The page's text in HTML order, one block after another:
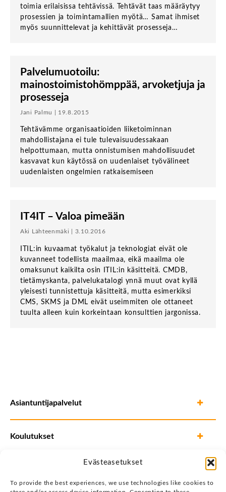
Evästeasetukset
To provide the best experiences, we use technologies like cookies to
toimia erilaisissa tehtävissä. Tehtävät taas määräytyy
prosessien ja toimintamallien myötä… Samat ihmiset
myös suunnittelevat ja kehittävät prosesseja…
Palvelumuotoilu:
mainostoimistohömppää, arvoketjuja ja
prosesseja
Jani Palmu | 19.8.2015
Tehtävämme organisaatioiden liiketoiminnan
mahdollistajana ei tule tulevaisuudessakaan
helpottumaan, mutta onnistumisen mahdollisuudet
kasvavat kun käytössä on uudenlaiset työvälineet
uudenlaisten ongelmien ratkaisemiseen
IT4IT – Valoa pimeään
Aki Lähteenmäki | 3.10.2016
ITIL:in kuvaamat työkalut ja teknologiat eivät ole
kuvanneet todellista maailmaa, eikä maailma ole
omaksunut kaikilta osin ITIL:in käsitteitä. CMDB,
tietämyskanta, palvelukatalogi ynnä muut ovat kyllä
yleisesti tunnistettuja käsitteitä, mutta esimerkiksi
CMS, SKMS ja DML eivät useimmiten ole ottaneet
tuulta alleen kuin korkeintaan konsulttien jargonissa.
Asiantuntijapalvelut
Koulutukset